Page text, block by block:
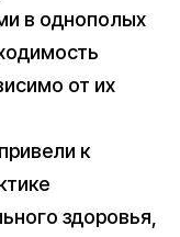
в однополых
от их
к
здоровья,